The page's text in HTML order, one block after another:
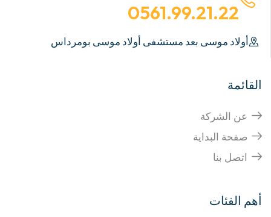
0561.99.21.22
أولاد موسى بعد مستشفى أولاد موسى بومرداس
القائمة
عن الشركة
صفحة البداية
اتصل بنا
أهم الفئات